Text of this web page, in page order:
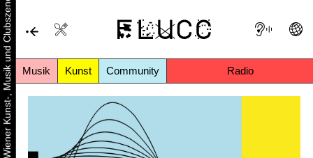
Musik Kunst Community Radio